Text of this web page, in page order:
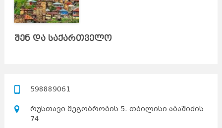
შენ და საქართველო
598889061
რუსთავი მეგობრობის 5. თბილისი აბაშიძის
74